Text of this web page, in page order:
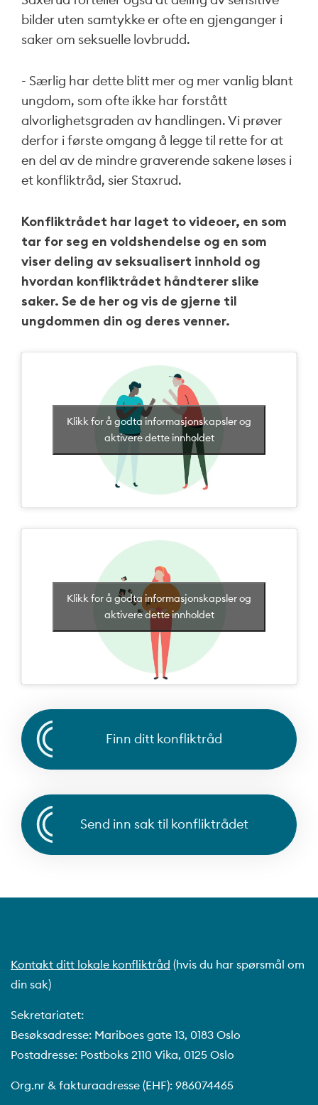
bilder uten samtykke er ofte en gjenganger i
saker om seksuelle lovbrudd.
- Særlig har dette blitt mer og mer vanlig blant
ungdom, som ofte ikke har forstått
alvorlighetsgraden av handlingen. Vi prøver
derfor i første omgang å legge til rette for at
en del av de mindre graverende sakene løses i
et konfliktråd, sier Staxrud.
Konfliktrådet har laget to videoer, en som
tar for seg en voldshendelse og en som
viser deling av seksualisert innhold og
hvordan konfliktrådet håndterer slike
saker. Se de her og vis de gjerne til
ungdommen din og deres venner.
Klikk for å godta informasjonskapsler og
aktivere dette innholdet
Klikk for å godta informasjonskapsler og
aktivere dette innholdet
Finn ditt konfliktråd
Send inn sak til konfliktrådet
Kontakt ditt lokale konfliktråd (hvis du har spørsmål om
din sak)
Sekretariatet:
Besøksadresse: Mariboes gate 13, 0183 Oslo
Postadresse: Postboks 2110 Vika, 0125 Oslo
Org.nr & fakturaadresse (EHF): 986074465